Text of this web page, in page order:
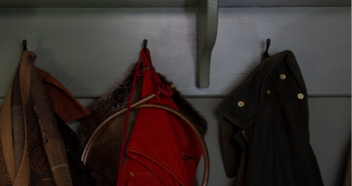
01. HOE HET WERKT
We zoeken en onderzoeken nieuwe
huiseigenaren om er zeker van te zijn dat
ze de waarden van augustus delen
We vinden gezinnen die hetzelfde ethos delen als wij. Families die echt
eigendom willen, die waarde hechten aan mooie huizen en onze liefde
voor reizen en cultuur delen. We ontmoeten elke familie die
geïnteresseerd is om lid te worden om de beste profielen met gedeelde
waarden te vinden.